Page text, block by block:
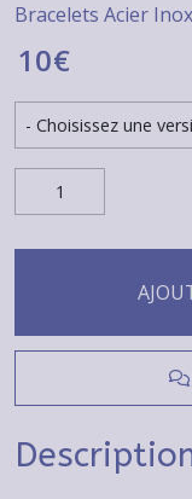
Bracelets Acier
10€